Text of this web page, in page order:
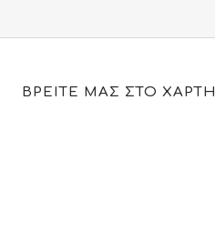
ΒΡΕΙΤΕ ΜΑΣ ΣΤΟ ΧΑΡΤΗ